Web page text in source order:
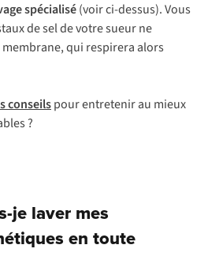
spécialisé(voir ci-dessus). Vous
de sel de votre sueur ne
qui respirera alors
conseilspour entretenir au mieux
?
je laver mes
en toute